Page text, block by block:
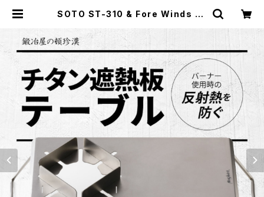
SOTO ST-310 & Fore Winds Mi
チタン遮熱板テーブル | 鍛冶屋の頓
珍漢